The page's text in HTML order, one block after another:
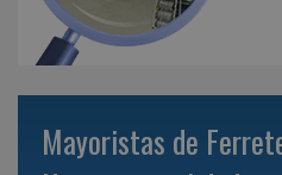
Mayoristas de